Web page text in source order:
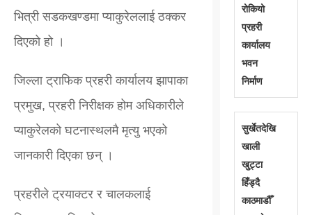
भित्री सडकखण्डमा प्याकुरेललाई ठक्कर
दिएको हो ।
जिल्ला ट्राफिक प्रहरी कार्यालय झापाका
प्रमुख, प्रहरी निरीक्षक होम अधिकारीले
प्याकुरेलको घटनास्थलमै मृत्यु भएको
जानकारी दिएका छन् ।
प्रहरीले ट्रयाक्टर र चालकलाई
रोकियो
प्रहरी
कार्यालय
भवन
निर्माण
सुर्खेतदेखि
खाली
खुट्टा
हिँड्दै
काठमाडौँ